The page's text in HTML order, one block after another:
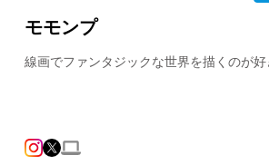
モモンプ
線画でファンタジックな世界を描くのが好